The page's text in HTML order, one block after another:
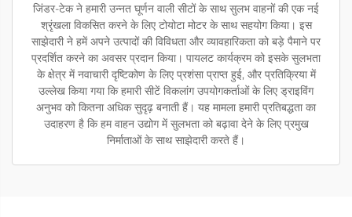
जिंडर-टेक ने हमारी उन्नत घूर्णन वाली सीटों के साथ सुलभ वाहनों की एक नई
श्रृंखला विकसित करने के लिए टोयोटा मोटर के साथ सहयोग किया। इस
साझेदारी ने हमें अपने उत्पादों की विविधता और व्यावहारिकता को बड़े पैमाने पर
प्रदर्शित करने का अवसर प्रदान किया। पायलट कार्यक्रम को इसके सुलभता
के क्षेत्र में नवाचारी दृष्टिकोण के लिए प्रशंसा प्राप्त हुई, और प्रतिक्रिया में
उल्लेख किया गया कि हमारी सीटें विकलांग उपयोगकर्ताओं के लिए ड्राइविंग
अनुभव को कितना अधिक सुदृढ़ बनाती हैं। यह मामला हमारी प्रतिबद्धता का
उदाहरण है कि हम वाहन उद्योग में सुलभता को बढ़ावा देने के लिए प्रमुख
निर्माताओं के साथ साझेदारी करते हैं।